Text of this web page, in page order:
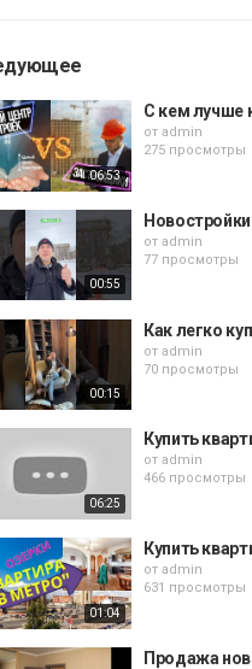
06:53
С кем лучше
от admin
275 просмотры
00:55
от admin
77 просмотры
00:15
Как легко
от admin
70 просмотры
06:25
Купить
от admin
466 просмотры
01:04
Купить
от admin
631 просмотры
Продажа